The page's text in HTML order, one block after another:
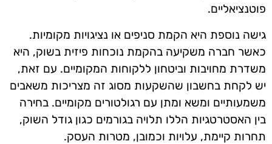
פוטנציאליים.
גישה נוספת היא הקמת סניפים או נציגויות מקומיות.
כאשר חברה משקיעה בהקמת נוכחות פיזית בשוק, היא
משדרת מחויבות וביטחון ללקוחות המקומיים. עם זאת,
יש לקחת בחשבון שהשקעות מסוג זה מצריכות משאבים
משמעותיים ומשא ומתן עם רגולטורים מקומיים. בחירה
בין האסטרטגיות הללו תלויה בגורמים כגון גודל השוק,
תחרות קיימת, עלויות וכמובן, מטרות העסק.